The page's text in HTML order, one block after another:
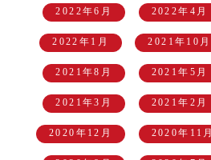
2022年6月 2022年4月
2022年1月 2021年10月
2021年8月 2021年5月
2021年3月 2021年2月
2020年12月 2020年11月